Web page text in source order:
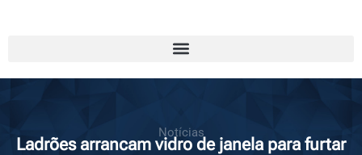
Notícias
Ladrões arrancam vidro de janela para furtar